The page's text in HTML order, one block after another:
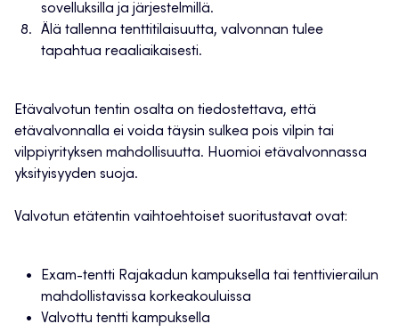
sovelluksilla ja järjestelmillä.
Älä tallenna tenttitilaisuutta, valvonnan tulee
tapahtua reaaliaikaisesti.
Etävalvotun tentin osalta on tiedostettava, että
etävalvonnalla ei voida täysin sulkea pois vilpin tai
vilppiyrityksen mahdollisuutta. Huomioi etävalvonnassa
yksityisyyden suoja.
Valvotun etätentin vaihtoehtoiset suoritustavat ovat:
Exam-tentti Rajakadun kampuksella tai tenttivierailun
mahdollistavissa korkeakouluissa
Valvottu tentti kampuksella